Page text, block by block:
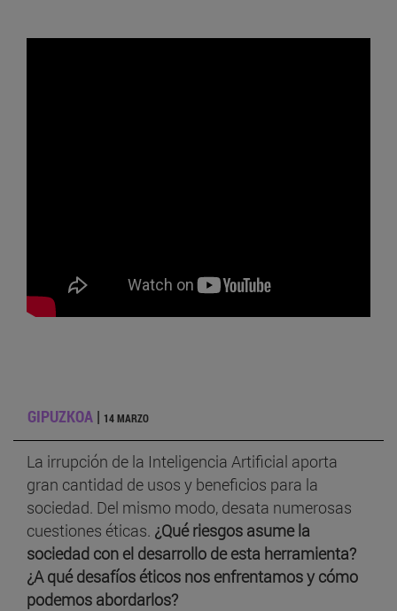
GIPUZKOA | 14 MARZO
La irrupción de la Inteligencia Artificial aporta
gran cantidad de usos y beneficios para la
sociedad. Del mismo modo, desata numerosas
cuestiones éticas. ¿Qué riesgos asume la
sociedad con el desarrollo de esta herramienta?
¿A qué desafíos éticos nos enfrentamos y cómo
podemos abordarlos?